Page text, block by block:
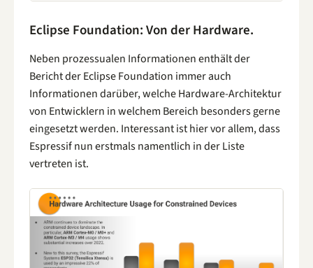
Eclipse Foundation: Von der Hardware.
Neben prozessualen Informationen enthält der
Bericht der Eclipse Foundation immer auch
Informationen darüber, welche Hardware-Architektur
von Entwicklern in welchem Bereich besonders gerne
eingesetzt werden. Interessant ist hier vor allem, dass
Espressif nun erstmals namentlich in der Liste
vertreten ist.